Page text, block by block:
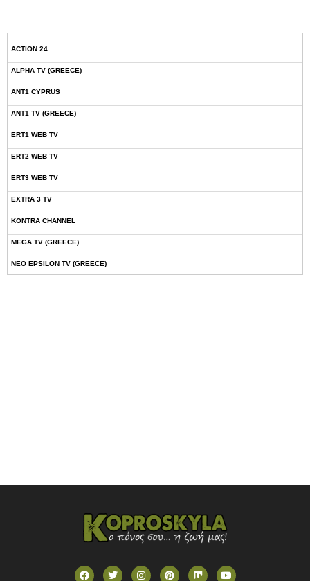
ACTION 24
ALPHA TV (GREECE)
ANT1 CYPRUS
ANT1 TV (GREECE)
ERT1 WEB TV
ERT2 WEB TV
ERT3 WEB TV
EXTRA 3 TV
KONTRA CHANNEL
MEGA TV (GREECE)
NEO EPSILON TV (GREECE)